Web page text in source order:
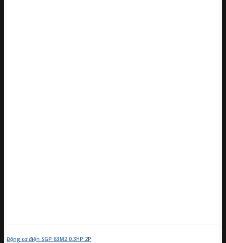
Động cơ điện SGP 63M2 0.3HP 2P